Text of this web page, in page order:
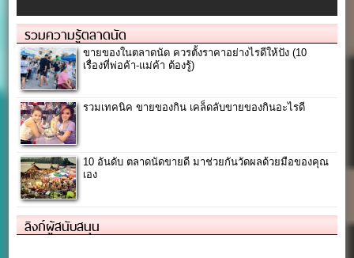
รวมความรู้ตลาดนัด
ขายของในตลาดนัด ควรตั้งราคาอย่างไรดีให้ปัง (10
เรื่องที่พ่อค้า-แม่ค้า ต้องรู้)
รวมเทคนิค ขายของกิน เคล็ดลับขายของกินอะไรดี
10 อันดับ ตลาดนัดขายดี มาช่วยกันวัดผลด้วยมือของคุณ
เอง
ลิงก์ผู้สนับสนุน